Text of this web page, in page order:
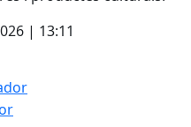
| 13:11
Aspecte del balcó
Resultats de les votacions